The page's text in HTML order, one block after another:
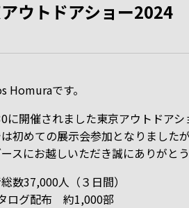
ウトドアショー2024
Homuraです。
に開催されました東京アウトドアシ
初めての展示会参加となりました
スにお越しいただき誠にありがと
数37,000人（３日間）
ログ配布 約1,000部